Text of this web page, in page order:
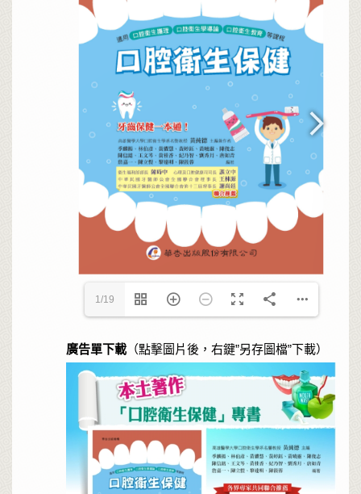
1/19
廣告單下載 （點擊圖片後，右鍵”另存圖檔”下載）